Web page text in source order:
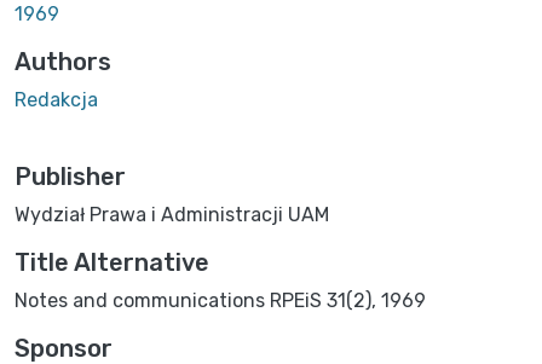
1969
Authors
Redakcja
Publisher
Wydział Prawa i Administracji UAM
Title Alternative
Notes and communications RPEiS 31(2), 1969
Sponsor